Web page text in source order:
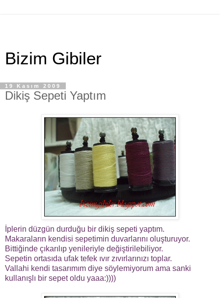
Bizim Gibiler
19 Kasım 2009
Dikiş Sepeti Yaptım
İplerin düzgün durduğu bir dikiş sepeti yaptım.
Makaraların kendisi sepetimin duvarlarını oluşturuyor.
Bittiğinde çıkarılıp yenileriyle değiştirilebiliyor.
Sepetin ortasıda ufak tefek ıvır zıvırlarınızı toplar.
Vallahi kendi tasarımım diye söylemiyorum ama sanki
kullanışlı bir sepet oldu yaaa:))))